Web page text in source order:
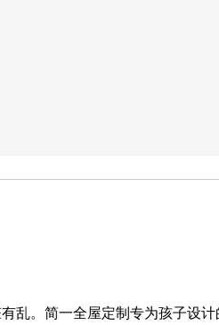
。简一全屋定制专为孩子设计